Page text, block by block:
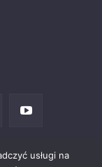
usługi na